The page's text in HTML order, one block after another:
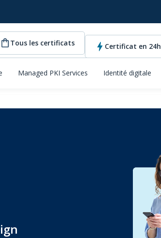
Tous les certificats Certificat en 24h
Managed PKI Services Identité digitale